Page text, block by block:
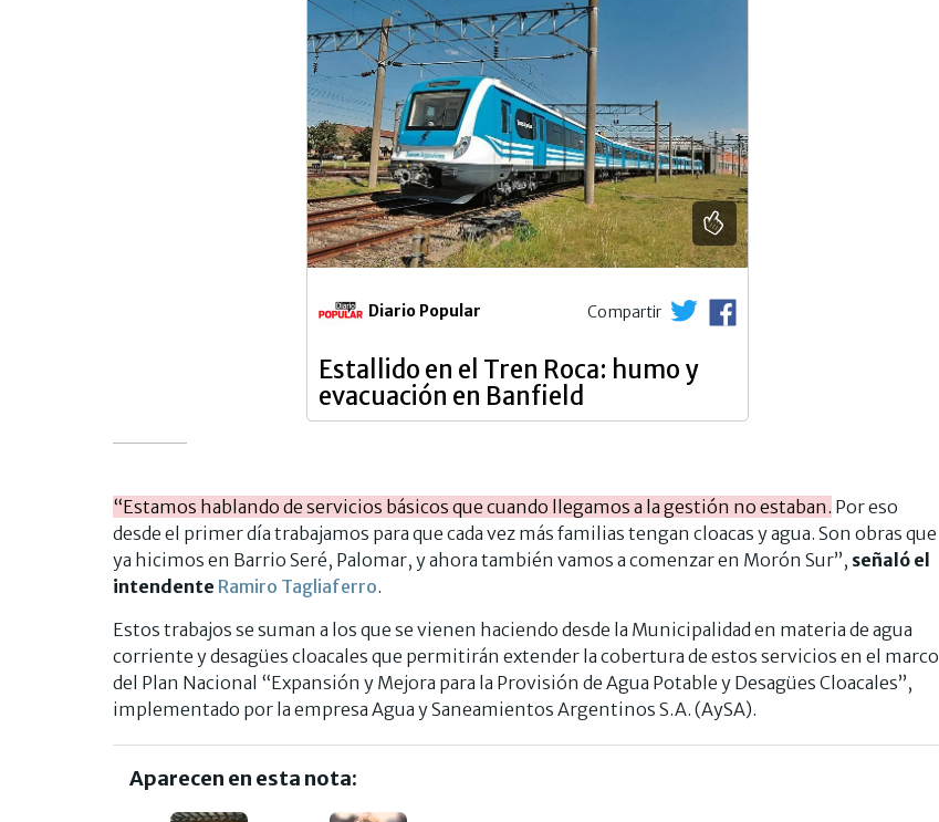
Diario Popular Compartir
Estallido en el Tren Roca: humo y
evacuación en Banfield
“Estamos hablando de servicios básicos que cuando llegamos a la gestión no estaban. Por eso
desde el primer día trabajamos para que cada vez más familias tengan cloacas y agua. Son obras que
ya hicimos en Barrio Seré, Palomar, y ahora también vamos a comenzar en Morón Sur”, señaló el
intendente Ramiro Tagliaferro.
Estos trabajos se suman a los que se vienen haciendo desde la Municipalidad en materia de agua
corriente y desagües cloacales que permitirán extender la cobertura de estos servicios en el marco
del Plan Nacional “Expansión y Mejora para la Provisión de Agua Potable y Desagües Cloacales”,
implementado por la empresa Agua y Saneamientos Argentinos S.A. (AySA).
Aparecen en esta nota: